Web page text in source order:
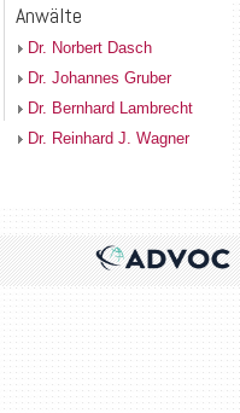
Anwälte
Dr. Norbert Dasch
Dr. Johannes Gruber
Dr. Bernhard Lambrecht
Dr. Reinhard J. Wagner